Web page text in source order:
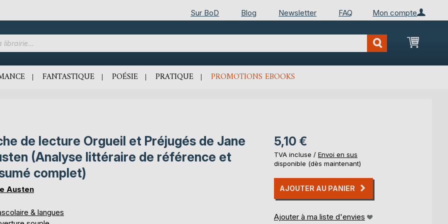
Mon compte
Sur BoD Blog Newsletter FAQ
Mon
FANTASTIQUE POÉSIE PRATIQUE PROMOTIONS EBOOKS
de lecture Orgueil et Préjugés de Jane
(Analyse littéraire de référence et
complet)
Austen
& langues
5,10 €
TVA incluse / Envoi en sus
disponible (dès maintenant)
AJOUTER AU PANIER
Ajouter à ma liste d'envies